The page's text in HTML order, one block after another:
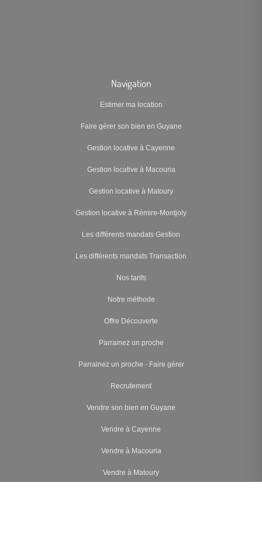
Navigation
Estimer ma location
Faire gérer son bien en Guyane
Gestion locative à Cayenne
Gestion locative à Macouria
Gestion locative à Matoury
Gestion locative à Rémire-Montjoly
Les différents mandats Gestion
Les différents mandats Transaction
Nos tarifs
Notre méthode
Offre Découverte
Parrainez un proche
Parrainez un proche - Faire gérer
Recrutement
Vendre son bien en Guyane
Vendre à Cayenne
Vendre à Macouria
Vendre à Matoury